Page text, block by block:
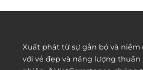
Xuất phát từ sự gắn bó và
với vẻ đẹp và năng lượng